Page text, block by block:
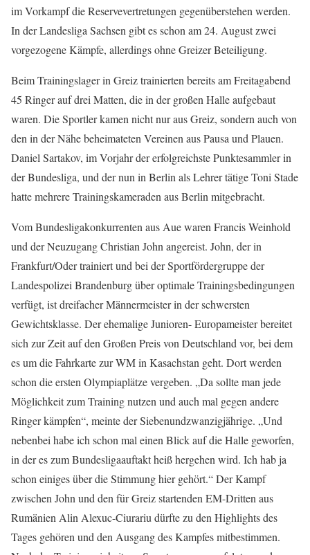
im Vorkampf die Reservevertretungen gegenüberstehen werden.
In der Landesliga Sachsen gibt es schon am 24. August zwei
vorgezogene Kämpfe, allerdings ohne Greizer Beteiligung.
Beim Trainingslager in Greiz trainierten bereits am Freitagabend
45 Ringer auf drei Matten, die in der großen Halle aufgebaut
waren. Die Sportler kamen nicht nur aus Greiz, sondern auch von
den in der Nähe beheimateten Vereinen aus Pausa und Plauen.
Daniel Sartakov, im Vorjahr der erfolgreichste Punktesammler in
der Bundesliga, und der nun in Berlin als Lehrer tätige Toni Stade
hatte mehrere Trainingskameraden aus Berlin mitgebracht.
Vom Bundesligakonkurrenten aus Aue waren Francis Weinhold
und der Neuzugang Christian John angereist. John, der in
Frankfurt/Oder trainiert und bei der Sportfördergruppe der
Landespolizei Brandenburg über optimale Trainingsbedingungen
verfügt, ist dreifacher Männermeister in der schwersten
Gewichtsklasse. Der ehemalige Junioren- Europameister bereitet
sich zur Zeit auf den Großen Preis von Deutschland vor, bei dem
es um die Fahrkarte zur WM in Kasachstan geht. Dort werden
schon die ersten Olympiaplätze vergeben. „Da sollte man jede
Möglichkeit zum Training nutzen und auch mal gegen andere
Ringer kämpfen“, meinte der Siebenundzwanzigjährige. „Und
nebenbei habe ich schon mal einen Blick auf die Halle geworfen,
in der es zum Bundesligaauftakt heiß hergehen wird. Ich hab ja
schon einiges über die Stimmung hier gehört.“ Der Kampf
zwischen John und den für Greiz startenden EM-Dritten aus
Rumänien Alin Alexuc-Ciurariu dürfte zu den Highlights des
Tages gehören und den Ausgang des Kampfes mitbestimmen.